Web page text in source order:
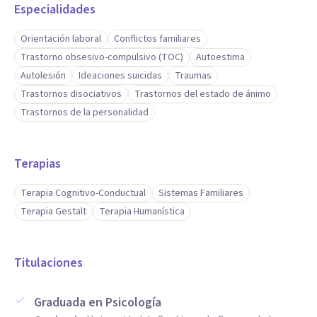
Especialidades
Orientación laboral
Conflictos familiares
Trastorno obsesivo-compulsivo (TOC)
Autoestima
Autolesión
Ideaciones suicidas
Traumas
Trastornos disociativos
Trastornos del estado de ánimo
Trastornos de la personalidad
Terapias
Terapia Cognitivo-Conductual
Sistemas Familiares
Terapia Gestalt
Terapia Humanística
Titulaciones
Graduada en Psicología